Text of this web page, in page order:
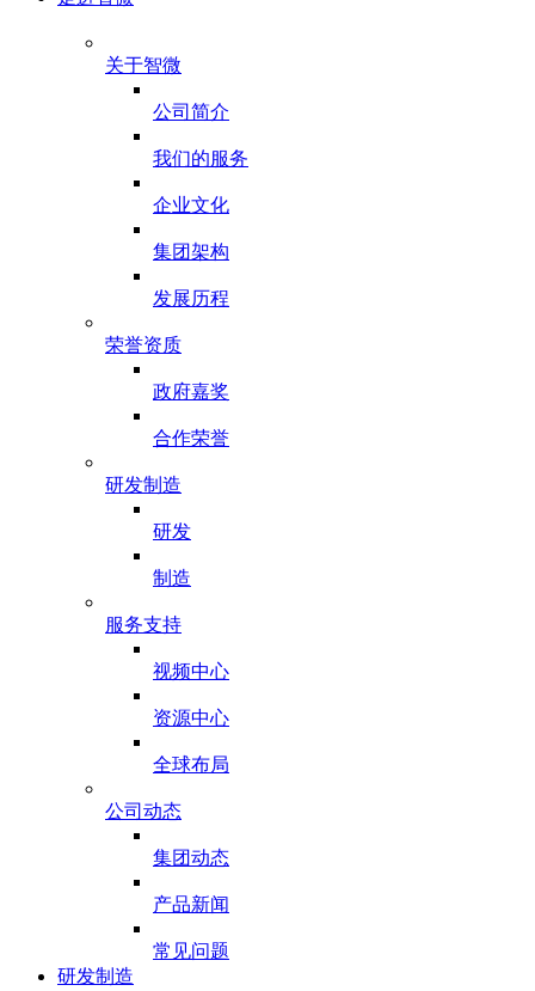
关于智微
公司简介
我们的服务
企业文化
集团架构
发展历程
荣誉资质
政府嘉奖
合作荣誉
研发制造
研发
制造
服务支持
视频中心
资源中心
全球布局
公司动态
集团动态
产品新闻
常见问题
研发制造